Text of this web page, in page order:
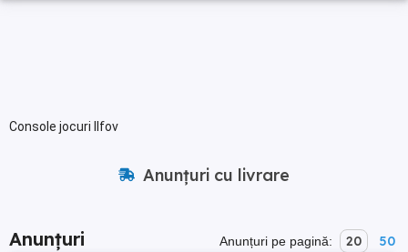
Console jocuri Ilfov
Anunțuri cu livrare
Anunțuri Anunțuri pe pagină: 20 50